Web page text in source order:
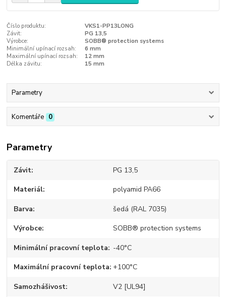
Číslo produktu:
VKS1-PP13LONG
Závit:
PG 13,5
Výrobce:
SOBB® protection systems
Minimální upínací rozsah:
6 mm
Maximální upínací rozsah:
12 mm
Délka závitu:
15 mm
Parametry
Komentáře 0
Parametry
Závit PG 13,5
Materiál polyamid PA66
Barva šedá (RAL 7035)
Výrobce SOBB® protection systems
Minimální pracovní teplota -40°C
Maximální pracovní teplota +100°C
Samozhášivost V2 [UL94]